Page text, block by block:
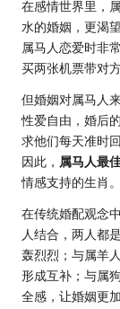
在感情世界里，
水的婚姻，更渴
属马人恋爱时非
买两张机票带对
但婚姻对属马人
性爱自由，婚后
求他们每天准时
因此， 属马 人最
情感支持的生肖。
在传统婚配观念中
人结合，两人都
轰烈烈；与属羊
形成互补；与属
全感，让婚姻更